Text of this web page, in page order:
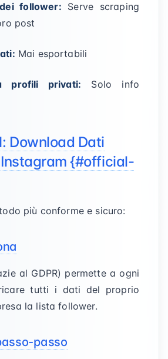
follower: Serve scraping
post
Mai esportabili
profili privati: Solo info
Download Dati
{#official-
più conforme e sicuro:
al GDPR) permette a ogni
tutti i dati del proprio
la lista follower.
passo